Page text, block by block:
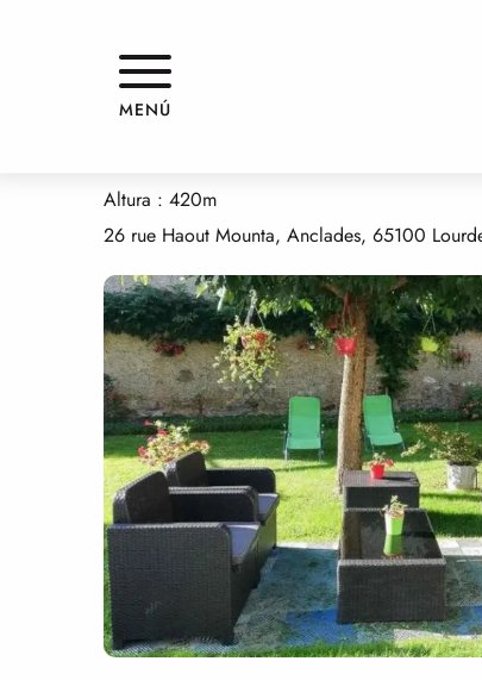
MENÚ
APPARTEMENT MENDY
Altura : 420m
26 rue Haout Mounta, Anclades, 65100